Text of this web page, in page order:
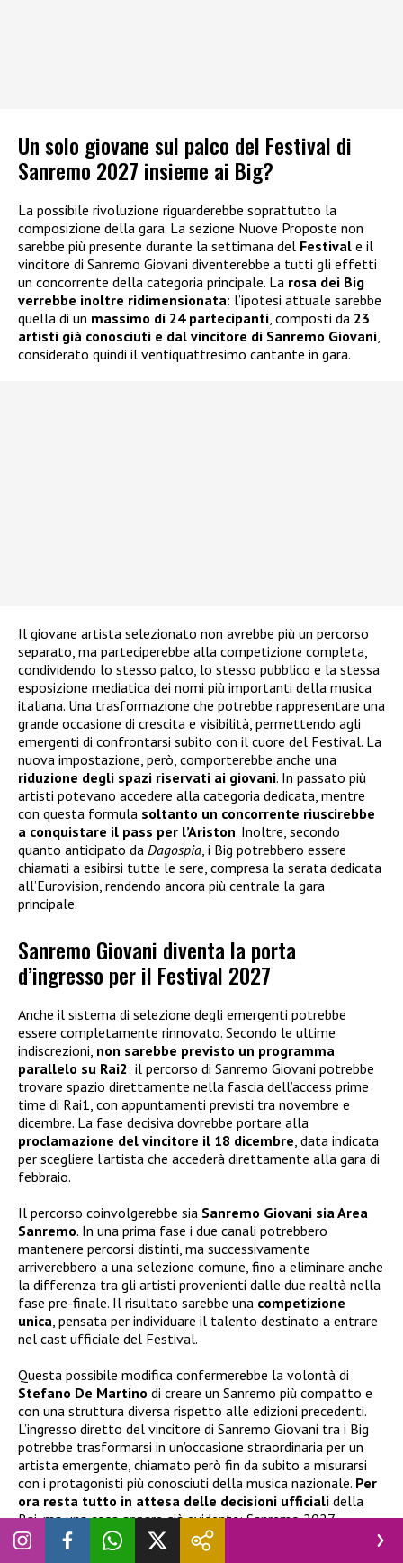
Un solo giovane sul palco del Festival di
Sanremo 2027 insieme ai Big?
La possibile rivoluzione riguarderebbe soprattutto la
composizione della gara. La sezione Nuove Proposte non
sarebbe più presente durante la settimana del Festival e il
vincitore di Sanremo Giovani diventerebbe a tutti gli effetti
un concorrente della categoria principale. La rosa dei Big
verrebbe inoltre ridimensionata: l’ipotesi attuale sarebbe
quella di un massimo di 24 partecipanti, composti da 23
artisti già conosciuti e dal vincitore di Sanremo Giovani,
considerato quindi il ventiquattresimo cantante in gara.
Il giovane artista selezionato non avrebbe più un percorso
separato, ma parteciperebbe alla competizione completa,
condividendo lo stesso palco, lo stesso pubblico e la stessa
esposizione mediatica dei nomi più importanti della musica
italiana. Una trasformazione che potrebbe rappresentare una
grande occasione di crescita e visibilità, permettendo agli
emergenti di confrontarsi subito con il cuore del Festival. La
nuova impostazione, però, comporterebbe anche una
riduzione degli spazi riservati ai giovani. In passato più
artisti potevano accedere alla categoria dedicata, mentre
con questa formula soltanto un concorrente riuscirebbe
a conquistare il pass per l’Ariston. Inoltre, secondo
quanto anticipato da Dagospia, i Big potrebbero essere
chiamati a esibirsi tutte le sere, compresa la serata dedicata
all’Eurovision, rendendo ancora più centrale la gara
principale.
Sanremo Giovani diventa la porta
d’ingresso per il Festival 2027
Anche il sistema di selezione degli emergenti potrebbe
essere completamente rinnovato. Secondo le ultime
indiscrezioni, non sarebbe previsto un programma
parallelo su Rai2: il percorso di Sanremo Giovani potrebbe
trovare spazio direttamente nella fascia dell’access prime
time di Rai1, con appuntamenti previsti tra novembre e
dicembre. La fase decisiva dovrebbe portare alla
proclamazione del vincitore il 18 dicembre , data indicata
per scegliere l’artista che accederà direttamente alla gara di
febbraio.
Il percorso coinvolgerebbe sia Sanremo Giovani sia Area
Sanremo. In una prima fase i due canali potrebbero
mantenere percorsi distinti, ma successivamente
arriverebbero a una selezione comune, fino a eliminare anche
la differenza tra gli artisti provenienti dalle due realtà nella
fase pre-finale. Il risultato sarebbe una competizione
unica , pensata per individuare il talento destinato a entrare
nel cast ufficiale del Festival.
Questa possibile modifica confermerebbe la volontà di
Stefano De Martino di creare un Sanremo più compatto e
con una struttura diversa rispetto alle edizioni precedenti.
L’ingresso diretto del vincitore di Sanremo Giovani tra i Big
potrebbe trasformarsi in un’occasione straordinaria per un
artista emergente, chiamato però fin da subito a misurarsi
con i protagonisti più conosciuti della musica nazionale. Per
ora resta tutto in attesa delle decisioni ufficiali della
Rai, ma una cosa appare già evidente: Sanremo 2027
potrebbe inaugurare una nuova fase della sua storia.